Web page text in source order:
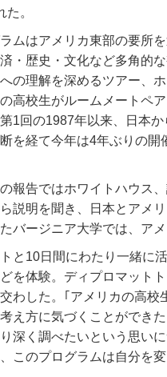
た。
ムはアメリカ東部の要所
・歴史・文化など多角的
の理解を深めるツアー、
高校生がルームメートペ
1回の1987年以来、日本か
を経て今年は4年ぶりの開
報告ではホワイトハウス
説明を聞き、日本とアメ
バージニア大学では、ア
と 10日間にわたり一緒に
を体験。ディプロマット
わした。｢アメリカの高校
え方に気づくことができ
深く調べたいという思い
このプログラムは自分を